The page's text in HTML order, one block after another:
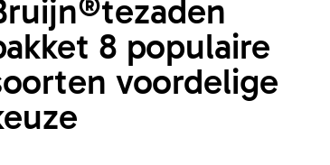
8 populaire
voordelige